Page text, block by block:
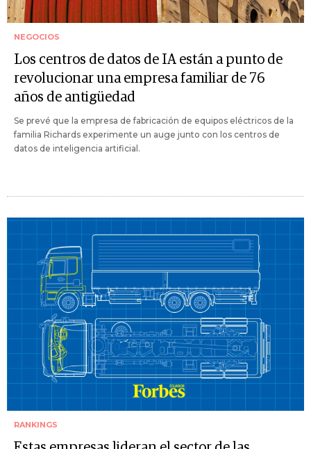
NEGOCIOS
Los centros de datos de IA están a punto de
revolucionar una empresa familiar de 76
años de antigüedad
Se prevé que la empresa de fabricación de equipos eléctricos de la
familia Richards experimente un auge junto con los centros de
datos de inteligencia artificial.
RANKINGS